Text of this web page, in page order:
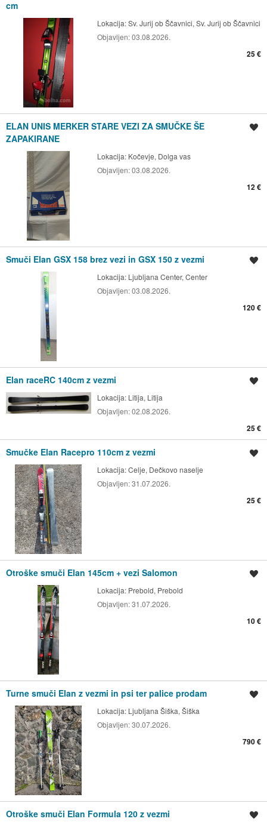
cm
Lokacija:Sv. Jurij ob Ščavnici, Sv. Jurij ob Ščavnici
Objavljen:03.08.2026.
25 €
ELAN UNIS MERKER STARE VEZI ZA SMUČKE ŠE
ZAPAKIRANE
Lokacija: Kočevje, Dolga vas
Objavljen:03.08.2026.
12 €
Smuči Elan GSX 158 brez vezi in GSX 150 z vezmi
Lokacija: Ljubljana Center, Center
Objavljen:03.08.2026.
120 €
Elan raceRC 140cm z vezmi
Lokacija: Litija, Litija
Objavljen:02.08.2026.
25 €
Smučke Elan Racepro 110cm z vezmi
Lokacija:Celje, Dečkovo naselje
Objavljen:31.07.2026.
25 €
Otroške smuči Elan 145cm + vezi Salomon
Lokacija: Prebold, Prebold
Objavljen:31.07.2026.
10 €
Turne smuči Elan z vezmi in psi ter palice prodam
Lokacija: Ljubljana Šiška, Šiška
Objavljen:30.07.2026.
790 €
Otroške smuči Elan Formula 120 z vezmi